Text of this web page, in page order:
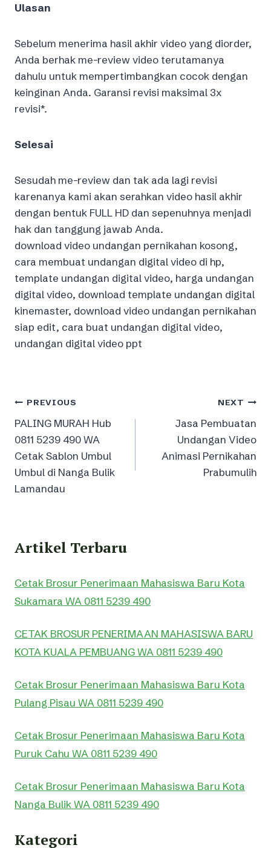
Ulasan
Sebelum menerima hasil akhir video yang diorder,
Anda berhak me-review video terutamanya
dahulu untuk mempertimbangkan cocok dengan
keinginan Anda. Garansi revisi maksimal 3x
revisi*.
Selesai
Sesudah me-review dan tak ada lagi revisi
karenanya kami akan serahkan video hasil akhir
dengan bentuk FULL HD dan sepenuhnya menjadi
hak dan tanggung jawab Anda.
download video undangan pernikahan kosong,
cara membuat undangan digital video di hp,
template undangan digital video, harga undangan
digital video, download template undangan digital
kinemaster, download video undangan pernikahan
siap edit, cara buat undangan digital video,
undangan digital video ppt
Post
navigation
PREVIOUS
PALING MURAH Hub
0811 5239 490 WA
Cetak Sablon Umbul
Umbul di Nanga Bulik
Lamandau
NEXT
Jasa Pembuatan
Undangan Video
Animasi Pernikahan
Prabumulih
Artikel Terbaru
Cetak Brosur Penerimaan Mahasiswa Baru Kota
Sukamara WA 0811 5239 490
CETAK BROSUR PENERIMAAN MAHASISWA BARU
KOTA KUALA PEMBUANG WA 0811 5239 490
Cetak Brosur Penerimaan Mahasiswa Baru Kota
Pulang Pisau WA 0811 5239 490
Cetak Brosur Penerimaan Mahasiswa Baru Kota
Puruk Cahu WA 0811 5239 490
Cetak Brosur Penerimaan Mahasiswa Baru Kota
Nanga Bulik WA 0811 5239 490
Kategori